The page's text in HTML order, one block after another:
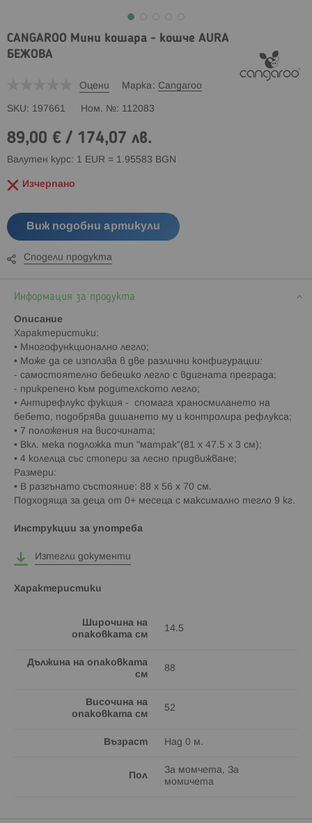
CANGAROO Мини кошара - кошче AURA
БЕЖОВА
Оцени Марка Cangaroo
SKU 197661 Ном. № 112083
89,00 € / 174,07 лв.
Валутен курс: 1 EUR = 1.95583 BGN
Изчерпано
Виж подобни артикули
Сподели продукта
Информация за продукта
Описание
Характеристики:
• Многофункционално легло;
• Може да се използва в две различни конфигурации:
- самостоятелно бебешко легло с вдигната преграда;
- прикрепено към родителското легло;
• Антирефлукс фукция - спомага храносмилането на
бебето, подобрява дишането му и контролира рефлукса;
• 7 положения на височината;
• Вкл. мека подложка тип "матрак"(81 х 47.5 х 3 см);
• 4 колелца със стопери за лесно придвижване;
Размери:
• В разгънато състояние: 88 x 56 x 70 см.
Подходяща за деца от 0+ месеца с максимално тегло 9 кг.
Инструкции за употреба
Изтегли документи
Характеристики
Широчина на
опаковката см
14.5
Дължина на опаковката
см
88
Височина на
опаковката см
52
Възраст Над 0 м.
Пол
За момчета, За
момичета